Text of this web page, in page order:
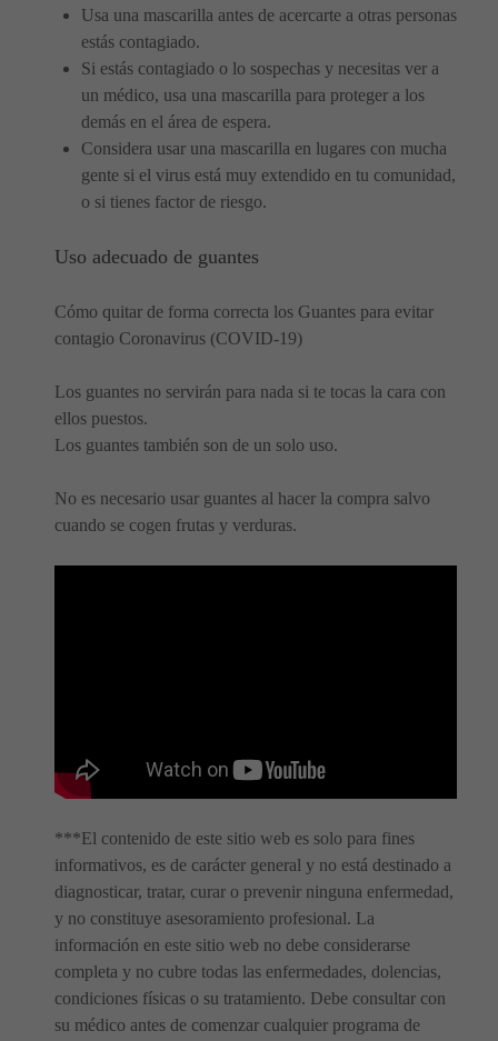
Usa una mascarilla antes de acercarte a otras personas
estás contagiado.
Si estás contagiado o lo sospechas y necesitas ver a
un médico, usa una mascarilla para proteger a los
demás en el área de espera.
Considera usar una mascarilla en lugares con mucha
gente si el virus está muy extendido en tu comunidad,
o si tienes factor de riesgo.
Uso adecuado de guantes
Cómo quitar de forma correcta los Guantes para evitar
contagio Coronavirus (COVID-19)
Los guantes no servirán para nada si te tocas la cara con
ellos puestos.
Los guantes también son de un solo uso.
No es necesario usar guantes al hacer la compra salvo
cuando se cogen frutas y verduras.
***El contenido de este sitio web es solo para fines
informativos, es de carácter general y no está destinado a
diagnosticar, tratar, curar o prevenir ninguna enfermedad,
y no constituye asesoramiento profesional. La
información en este sitio web no debe considerarse
completa y no cubre todas las enfermedades, dolencias,
condiciones físicas o su tratamiento. Debe consultar con
su médico antes de comenzar cualquier programa de